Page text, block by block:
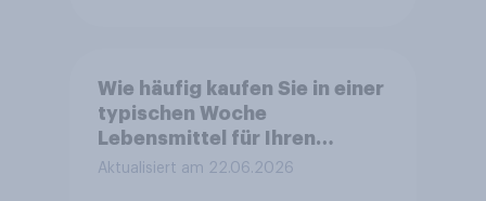
Wie häufig kaufen Sie in einer
typischen Woche
Lebensmittel für Ihren
eigenen Haushalt in einem
Aktualisiert am 22.06.2026